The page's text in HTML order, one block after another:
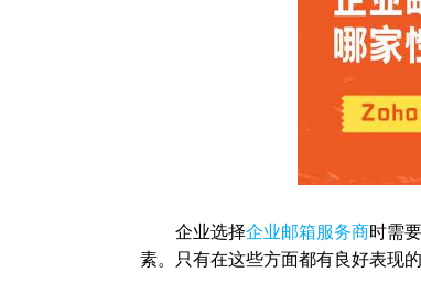
企业选择企业邮箱服务商时需
素。只有在这些方面都有良好表现